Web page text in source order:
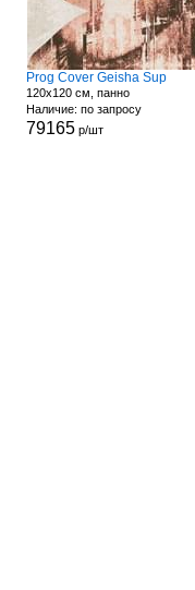
Prog Cover Geisha Sup
120x120 см, панно
Наличие: по запросу
79165 р/шт